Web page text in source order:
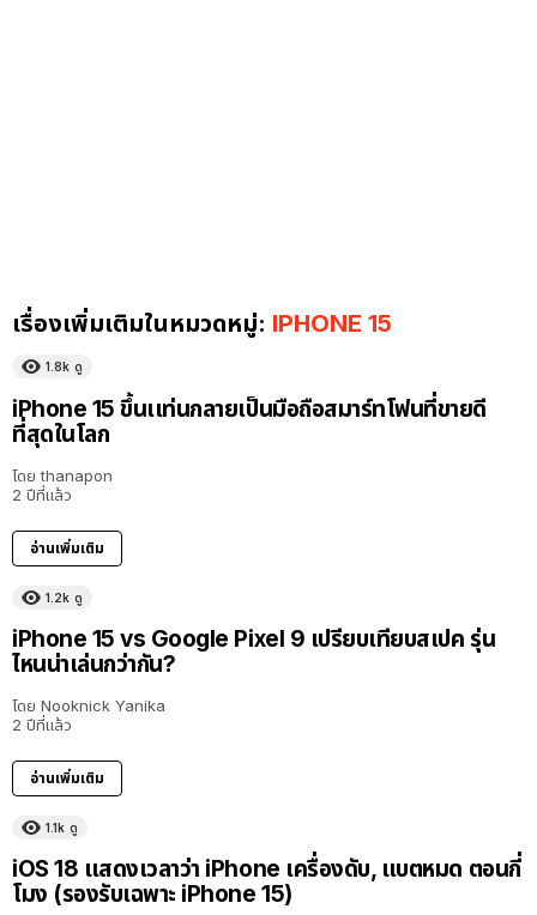
เรื่องเพิ่มเติมในหมวดหมู่: IPHONE 15
1.8k ดู
iPhone 15 ขึ้นเเท่นกลายเป็นมือถือสมาร์ทโฟนที่ขายดี
ที่สุดในโลก
โดย thanapon
2 ปีที่แล้ว
อ่านเพิ่มเติม
1.2k ดู
iPhone 15 vs Google Pixel 9 เปรียบเทียบสเปค รุ่น
ไหนน่าเล่นกว่ากัน?
โดย Nooknick Yanika
2 ปีที่แล้ว
อ่านเพิ่มเติม
1.1k ดู
iOS 18 แสดงเวลาว่า iPhone เครื่องดับ, แบตหมด ตอนกี่
โมง (รองรับเฉพาะ iPhone 15)